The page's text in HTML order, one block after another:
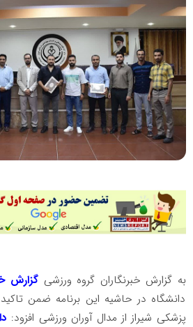
به گزارش خبرنگاران گروه ورزشی گزارش
دانشگاه در حاشیه این برنامه ضمن
پزشکی شیراز از مدال آوران ورزشی افزود: